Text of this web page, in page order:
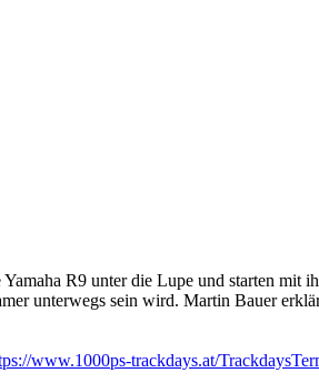
R9 unter die Lupe und starten
unterwegs sein wird. Martin Bauer
www.1000ps-trackdays.at/